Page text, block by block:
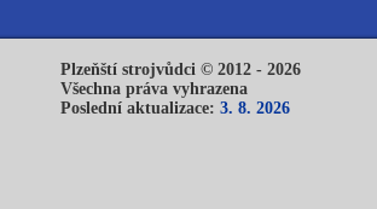
Plzeňští strojvůdci © 2012 - 2026
Všechna práva vyhrazena
Poslední aktualizace: 3. 8. 2026